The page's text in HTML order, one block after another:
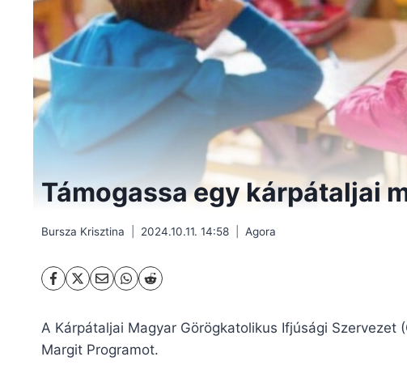
Támogassa egy kárpátaljai
Bursza Krisztina 2024.10.11. 14:58 Agora
A Kárpátaljai Magyar Görögkatolikus Ifjúsági
Margit Programot.